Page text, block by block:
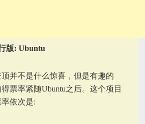
版: Ubuntu
顶并不是什么惊喜，但是有趣的
票率紧随Ubuntu之后。这个项目
依次是: